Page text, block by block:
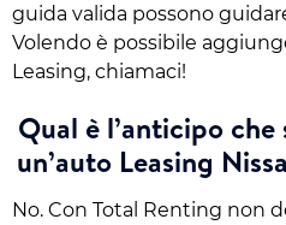
guida valida possono
Volendo è possibile
Leasing, chiamaci!
Qual è l’anticipo
un’auto Leasing
No. Con Total Renting non